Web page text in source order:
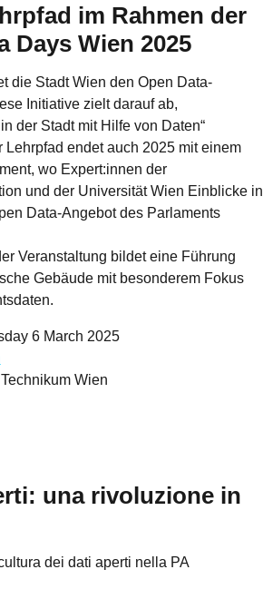
im Rahmen der
Days Wien 2025
die Stadt Wien den Open Data-
Initiative zielt darauf ab,
der Stadt mit Hilfe von Daten“
Lehrpfad endet auch 2025 mit einem
wo Expert:innen der
und der Universität Wien Einblicke in
Data-Angebot des Parlaments
Veranstaltung bildet eine Führung
Gebäude mit besonderem Fokus
6 March 2025
Wien
una rivoluzione in
dei dati aperti nella PA